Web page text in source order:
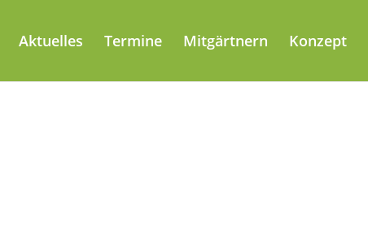
Aktuelles Termine Mitgärtnern Konzept